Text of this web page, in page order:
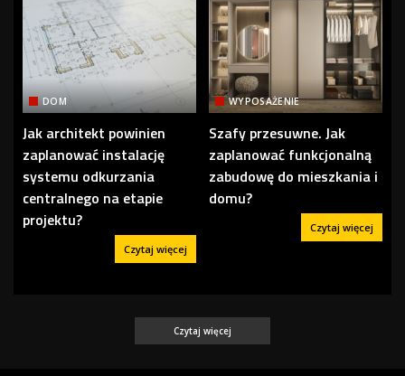
DOM
Jak architekt powinien
zaplanować instalację
systemu odkurzania
centralnego na etapie
projektu?
Czytaj więcej
WYPOSAŻENIE
Szafy przesuwne. Jak
zaplanować funkcjonalną
zabudowę do mieszkania i
domu?
Czytaj więcej
Czytaj więcej